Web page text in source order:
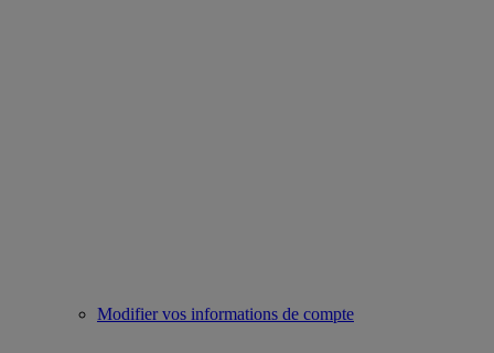
Modifier vos informations de compte